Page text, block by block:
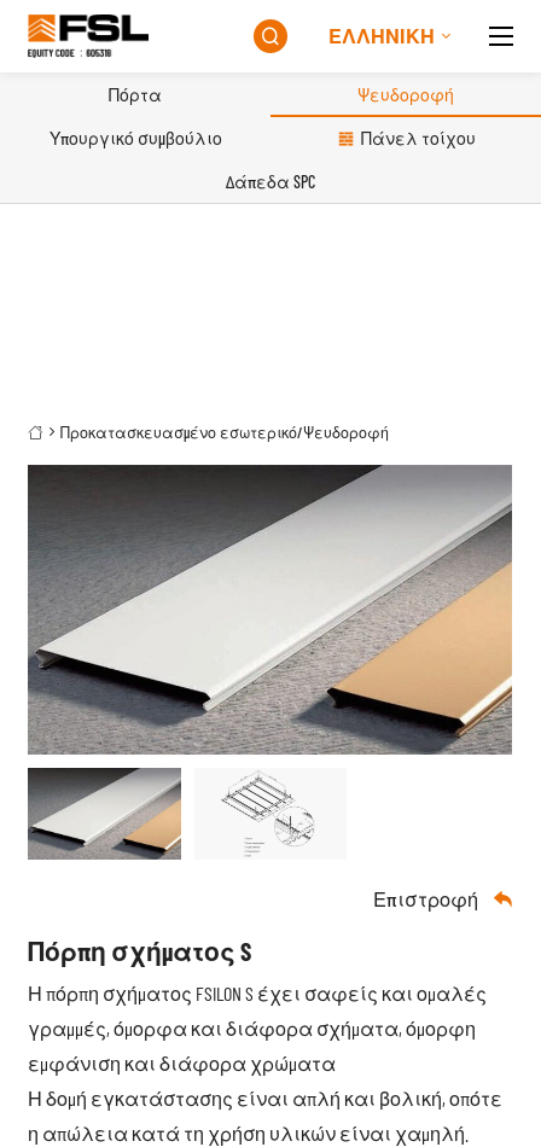
 ΕΛΛΗΝΙΚΉ
Πόρτα Ψευδοροφή
Υπουργικό συμβούλιο Πάνελ τοίχου
Δάπεδα SPC
 Προκατασκευασμένο εσωτερικό/Ψευδοροφή
Επιστροφή 
Πόρπη σχήματος S
Η πόρπη σχήματος FSILON S έχει σαφείς και ομαλές
γραμμές, όμορφα και διάφορα σχήματα, όμορφη
εμφάνιση και διάφορα χρώματα
Η δομή εγκατάστασης είναι απλή και βολική, οπότε
η απώλεια κατά τη χρήση υλικών είναι χαμηλή.